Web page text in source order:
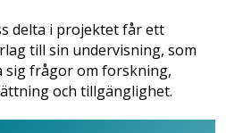
delta i projektet får ett
till sin undervisning, som
sig frågor om forskning,
och tillgänglighet.